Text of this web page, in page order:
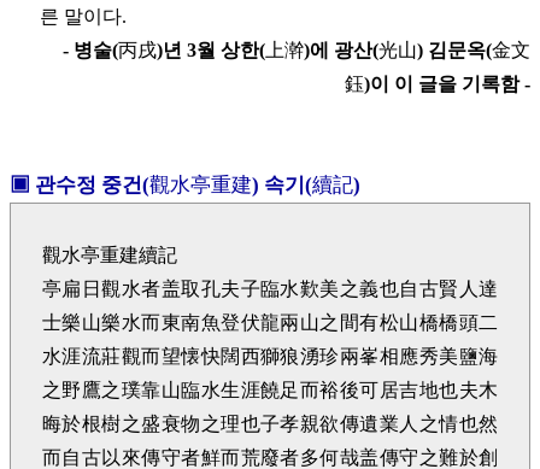
른 말이다.
- 병술(丙戌)년 3월 상한( 上澣)에 광산(光山) 김문옥(金文
鈺)이 이 글을 기록함 -
▣ 관수정 중건(觀水亭重建) 속기(續記)
觀水亭重建續記
亭扁日觀水者盖取孔夫子臨水歎美之義也自古賢人達
士樂山樂水而東南魚登伏龍兩山之間有松山橋橋頭二
水涯流莊觀而望懐快闊西獅狼湧珍兩峯相應秀美鹽海
之野鷹之璞靠山臨水生涯饒足而裕後可居吉地也夫木
晦於根樹之盛衰物之理也子孝親欲傳遺業人之情也然
而自古以來傳守者鮮而荒廢者多何哉盖傳守之難於創